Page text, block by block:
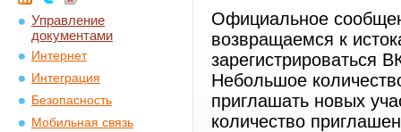
Управление
документами
Интернет
Интеграция
Безопасность
Мобильная связь
Официальное
возвращаемся к
зарегистрироваться
Небольшое
приглашать новых
количество